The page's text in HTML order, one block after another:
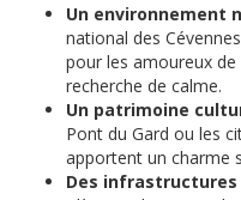
Un environnement
national des
pour les amoureux
recherche de calme.
Un patrimoine
Pont du Gard ou les
apportent un charme
Des infrastructures